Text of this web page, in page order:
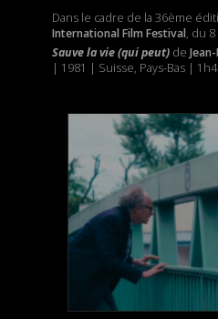
Dans le cadre de la 36ème
International Film Festival, du 8
Sauve la vie (qui peut)de
| 1981 | Suisse, Pays-Bas |